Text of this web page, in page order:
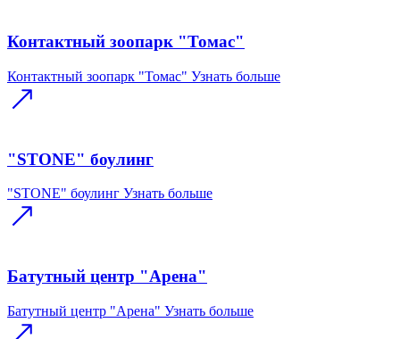
Контактный зоопарк "Томас"
Контактный зоопарк "Томас" Узнать больше
"STONE" боулинг
"STONE" боулинг Узнать больше
Батутный центр "Арена"
Батутный центр "Арена" Узнать больше